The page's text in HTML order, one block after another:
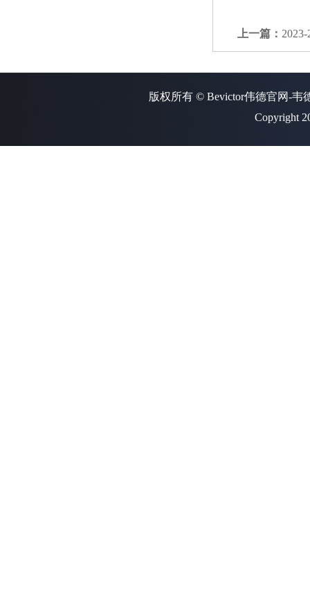
上一篇：
版权所有 © Bevictor伟德官网-韦
Copyright